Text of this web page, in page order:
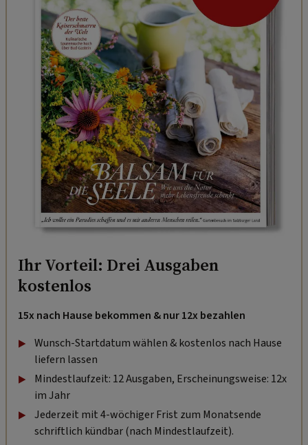
Ihr Vorteil: Drei Ausgaben
kostenlos
15x nach Hause bekommen & nur 12x bezahlen
Wunsch-Startdatum wählen & kostenlos nach Hause
liefern lassen
Mindestlaufzeit: 12 Ausgaben, Erscheinungsweise: 12x
im Jahr
Jederzeit mit 4-wöchiger Frist zum Monatsende
schriftlich kündbar (nach Mindestlaufzeit).